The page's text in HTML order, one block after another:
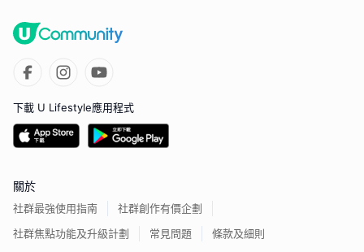
下載 U Lifestyle應用程式
關於
社群最強使用指南
社群創作有價企劃
社群焦點功能及升級計劃
常見問題 條款及細則